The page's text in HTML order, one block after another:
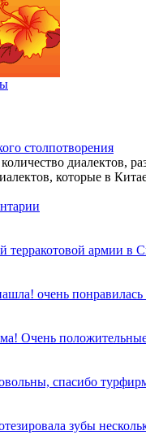
столпотворения
диалектов,
которые в
терракотовой армии в
очень понравилась
Очень
спасибо
зубы